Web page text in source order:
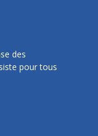
des
pour tous